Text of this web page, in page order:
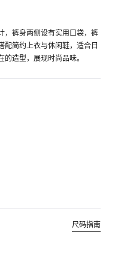
，裤身两侧设有实用口袋，裤
配简约上衣与休闲鞋，适合日
造型，展现时尚品味。
尺码指南